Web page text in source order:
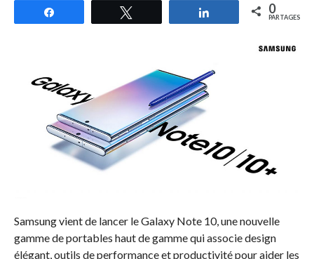
Partagez 0
PARTAGES
Samsung vient de lancer le Galaxy Note 10, une nouvelle
gamme de portables haut de gamme qui associe design
élégant, outils de performance et productivité pour aider les